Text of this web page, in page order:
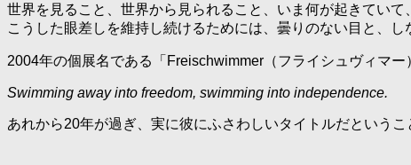
世界を見ること、世界から見られること、いま何が起きていて
こうした眼差しを維持し続けるためには、曇りのない目と、
2004年の個展名である「Freischwimmer（フライシュヴィマ
Swimming away into freedom, swimming into independence.
あれから20年が過ぎ、実に彼にふさわしいタイトルだという